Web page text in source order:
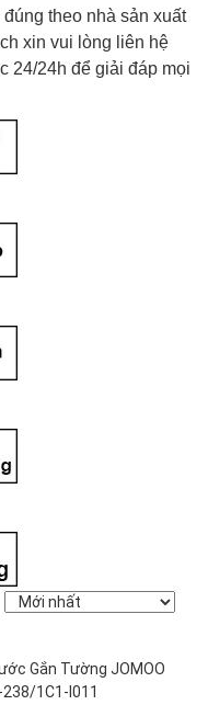
theo nhà sản xuất
xin vui lòng liên hệ
24/24h để giải đáp mọi
Gắn Tường JOMOO
1C1-I011